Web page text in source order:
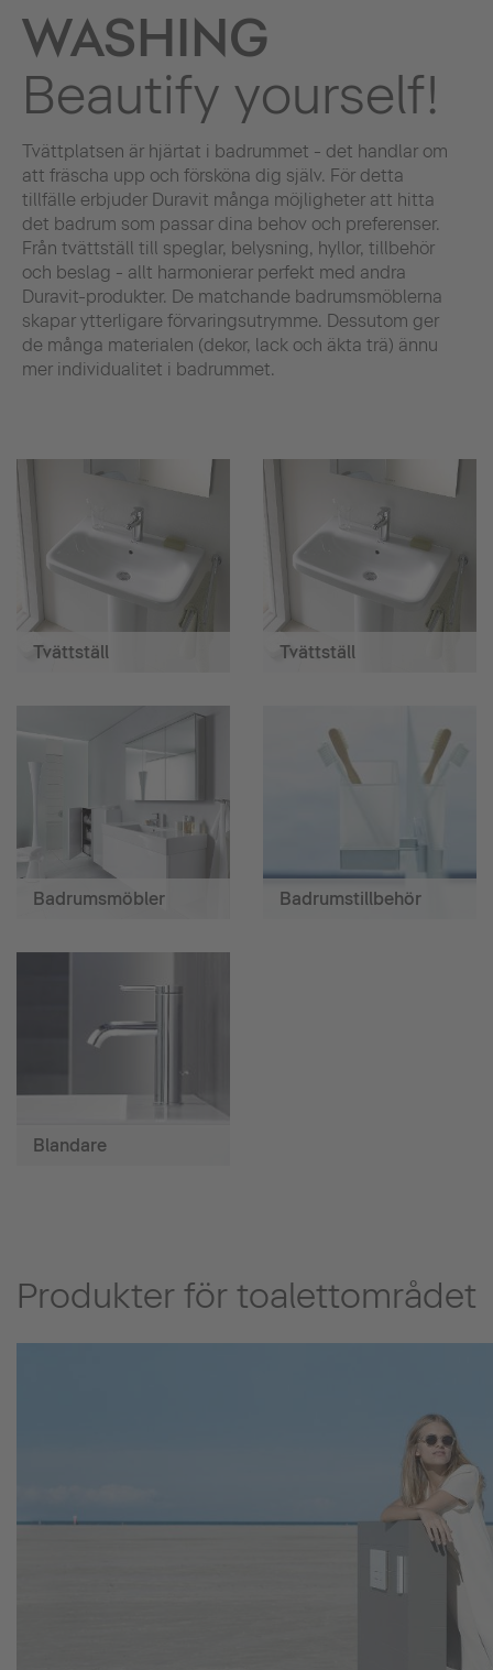
WASHING
Beautify yourself!
Tvättplatsen är hjärtat i badrummet - det handlar om
att fräscha upp och försköna dig själv. För detta
tillfälle erbjuder Duravit många möjligheter att hitta
det badrum som passar dina behov och preferenser.
Från tvättställ till speglar, belysning, hyllor, tillbehör
och beslag - allt harmonierar perfekt med andra
Duravit-produkter. De matchande badrumsmöblerna
skapar ytterligare förvaringsutrymme. Dessutom ger
de många materialen (dekor, lack och äkta trä) ännu
mer individualitet i badrummet.
Tvättställ Tvättställ
Badrumsmöbler Badrumstillbehör
Blandare
Produkter för toalettområdet